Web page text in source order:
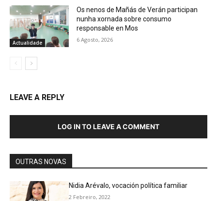
Actualidade
Os nenos de Mañás de Verán participan
nunha xornada sobre consumo
responsable en Mos
6 Agosto, 2026
LEAVE A REPLY
LOG IN TO LEAVE A COMMENT
OUTRAS NOVAS
Nidia Arévalo, vocación política familiar
2 Febreiro, 2022